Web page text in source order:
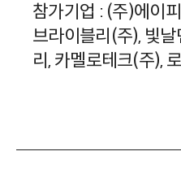
참가기업 : (주)에이
브라이블리(주), 빛날
리, 카멜로테크(주),